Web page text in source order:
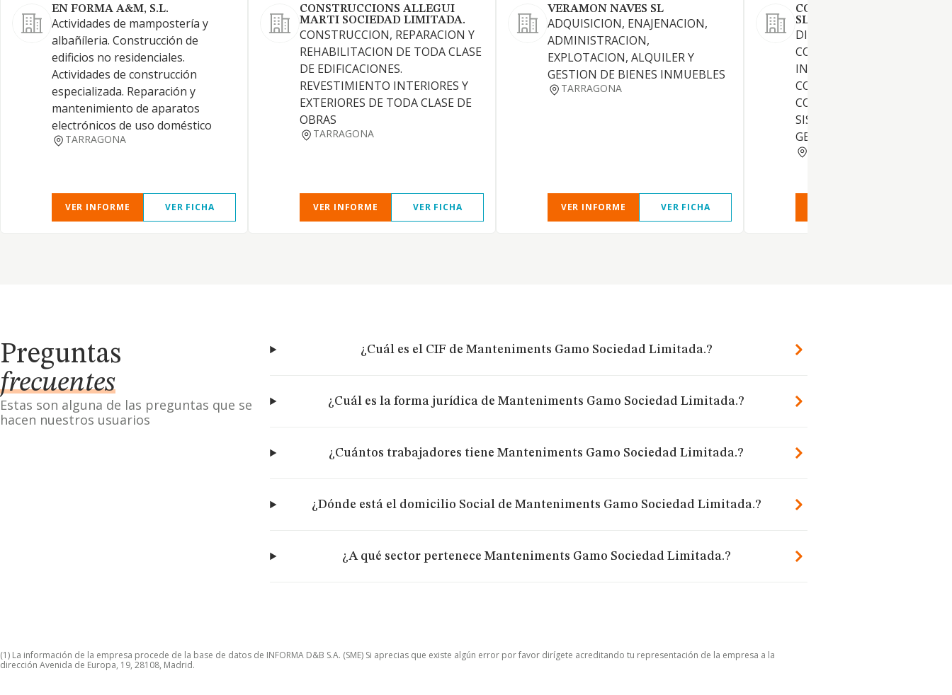
EN FORMA A&M, S.L.
Actividades de mampostería y
albañíleria. Construcción de
edificios no residenciales.
Actividades de construcción
especializada. Reparación y
mantenimiento de aparatos
electrónicos de uso doméstico
TARRAGONA
VER INFORME VER FICHA
CONSTRUCCIONS ALLEGUI
MARTI SOCIEDAD LIMITADA.
CONSTRUCCION, REPARACION Y
REHABILITACION DE TODA CLASE
DE EDIFICACIONES.
REVESTIMIENTO INTERIORES Y
EXTERIORES DE TODA CLASE DE
OBRAS
TARRAGONA
VER INFORME VER FICHA
VERAMON NAVES SL
ADQUISICION, ENAJENACION,
ADMINISTRACION,
EXPLOTACION, ALQUILER Y
GESTION DE BIENES INMUEBLES
TARRAGONA
VER INFORME VER FICHA
CODES INGENIERIA Y
SL (EN LIQUIDACION)
DISENO, FABRICACION,
CONSTRUCCION,
INSTALACION, MONTAJE,
CONSERVACION Y
COMERCIALIZACION DE
SISTEMAS HIDRAULICOS EN
GENERAL
Preguntas
frecuentes
Estas son alguna de las preguntas que se
hacen nuestros usuarios
¿Cuál es el CIF de Manteniments Gamo Sociedad Limitada.?
¿Cuál es la forma jurídica de Manteniments Gamo Sociedad Limitada.?
¿Cuántos trabajadores tiene Manteniments Gamo Sociedad Limitada.?
¿Dónde está el domicilio Social de Manteniments Gamo Sociedad Limitada.?
¿A qué sector pertenece Manteniments Gamo Sociedad Limitada.?
(1) La información de la empresa procede de la base de datos de INFORMA D&B S.A. (SME) Si aprecias que existe algún error por favor dirígete acreditando tu representación de la empresa a la
dirección Avenida de Europa, 19, 28108, Madrid.